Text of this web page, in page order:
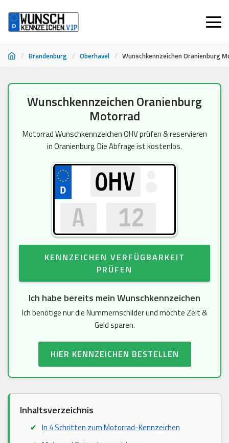
/ Brandenburg / Oberhavel / Wunschkennzeichen Oranienburg
Wunschkennzeichen Oranienburg
Motorrad
Motorrad Wunschkennzeichen OHV prüfen & reservieren
in Oranienburg. Die Abfrage ist kostenlos.
KENNZEICHEN VERFÜGBARKEIT
PRÜFEN
Ich habe bereits mein Wunschkennzeichen
Ich benötige nur die Nummernschilder und möchte Zeit &
Geld sparen.
HIER KENNZEICHEN BESTELLEN
Inhaltsverzeichnis
In 4 Schritten zum Motorrad-Kennzeichen